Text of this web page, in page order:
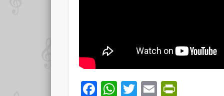
Facebook
WhatsApp
Twitter
Email